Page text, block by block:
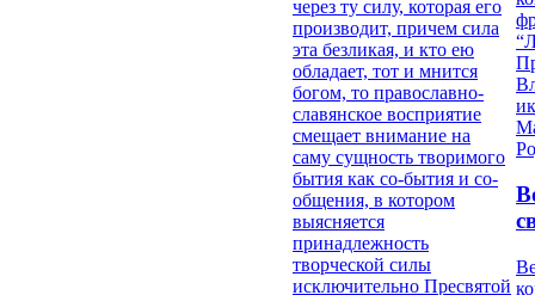
через ту силу, которая его
производит, причем сила
эта безликая, и кто ею
обладает, тот и мнится
богом, то православно-
славянское восприятие
смещает внимание на
саму сущность творимого
бытия как со-бытия и со-
общения, в котором
выясняется
принадлежность
творческой силы
исключительно Пресвятой